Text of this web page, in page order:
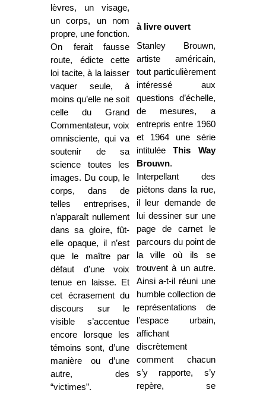
lèvres, un visage,
un corps, un nom
propre, une fonction.
On ferait fausse
route, édicte cette
loi tacite, à la laisser
vaquer seule, à
moins qu’elle ne soit
celle du Grand
Commentateur, voix
omnisciente, qui va
soutenir de sa
science toutes les
images. Du coup, le
corps, dans de
telles entreprises,
n’apparaît nullement
dans sa gloire, fût-
elle opaque, il n’est
que le maître par
défaut d’une voix
tenue en laisse. Et
cet écrasement du
discours sur le
visible s’accentue
encore lorsque les
témoins sont, d’une
manière ou d’une
autre, des
“victimes”.
à livre ouvert
Stanley Brouwn,
artiste américain,
tout particulièrement
intéressé aux
questions d’échelle,
de mesures, a
entrepris entre 1960
et 1964 une série
intituléeThis Way
Brouwn.
Interpellant des
piétons dans la rue,
il leur demande de
lui dessiner sur une
page de carnet le
parcours du point de
la ville où ils se
trouvent à un autre.
Ainsi a-t-il réuni une
humble collection de
représentations de
l’espace urbain,
affichant
discrètement
comment chacun
s’y rapporte, s’y
repère, se